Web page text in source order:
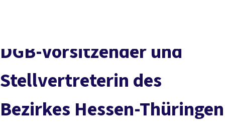
Service
Mitmachen
DGB-Vorsitzender und
Stellvertreterin des
Bezirkes Hessen-Thüringen